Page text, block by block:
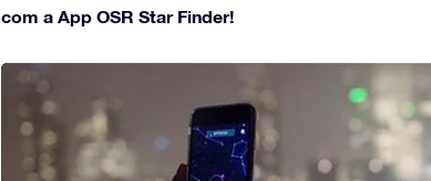
com a App OSR Star Finder!